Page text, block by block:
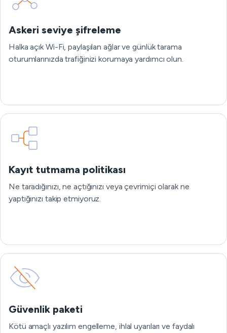
Askeri seviye şifreleme
Halka açık Wi-Fi, paylaşılan ağlar ve günlük tarama
oturumlarınızda trafiğinizi korumaya yardımcı olun.
Kayıt tutmama politikası
Ne taradığınızı, ne açtığınızı veya çevrimiçi olarak ne
yaptığınızı takip etmiyoruz.
Güvenlik paketi
Kötü amaçlı yazılım engelleme, ihlal uyarıları ve faydalı